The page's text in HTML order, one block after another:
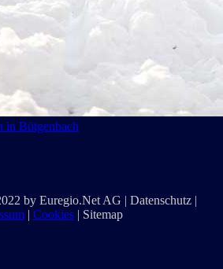
in Bütgenbach
by Euregio.Net AG | Datenschutz|
| Cookies | Sitemap